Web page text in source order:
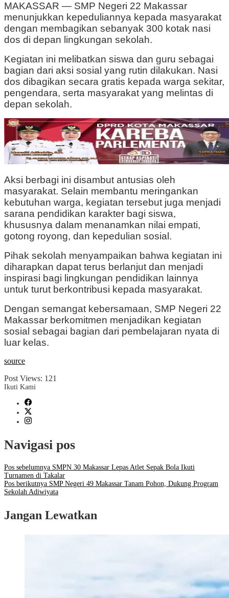
MAKASSAR — SMP Negeri 22 Makassar
menunjukkan kepeduliannya kepada masyarakat
dengan membagikan sebanyak 300 kotak nasi
dos di depan lingkungan sekolah.
Kegiatan ini melibatkan siswa dan guru sebagai
bagian dari aksi sosial yang rutin dilakukan. Nasi
dos dibagikan secara gratis kepada warga sekitar,
pengendara, serta masyarakat yang melintas di
depan sekolah.
Aksi berbagi ini disambut antusias oleh
masyarakat. Selain membantu meringankan
kebutuhan warga, kegiatan tersebut juga menjadi
sarana pendidikan karakter bagi siswa,
khususnya dalam menanamkan nilai empati,
gotong royong, dan kepedulian sosial.
Pihak sekolah menyampaikan bahwa kegiatan ini
diharapkan dapat terus berlanjut dan menjadi
inspirasi bagi lingkungan pendidikan lainnya
untuk turut berkontribusi kepada masyarakat.
Dengan semangat kebersamaan, SMP Negeri 22
Makassar berkomitmen menjadikan kegiatan
sosial sebagai bagian dari pembelajaran nyata di
luar kelas.
source
Post Views: 121
Ikuti Kami
Navigasi pos
Pos sebelumnya SMPN 30 Makassar Lepas Atlet Sepak Bola Ikuti
Turnamen di Takalar
Pos berikutnya SMP Negeri 49 Makassar Tanam Pohon, Dukung Program
Sekolah Adiwiyata
Jangan Lewatkan